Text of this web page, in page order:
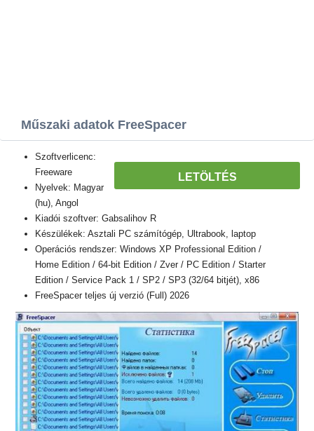
Műszaki adatok FreeSpacer
LETÖLTÉS
Szoftverlicenc:
Freeware
Nyelvek: Magyar
(hu), Angol
Kiadói szoftver: Gabsalihov R
Készülékek: Asztali PC számítógép, Ultrabook, laptop
Operációs rendszer: Windows XP Professional Edition /
Home Edition / 64-bit Edition / Zver / PC Edition / Starter
Edition / Service Pack 1 / SP2 / SP3 (32/64 bitjét), x86
FreeSpacer teljes új verzió (Full) 2026